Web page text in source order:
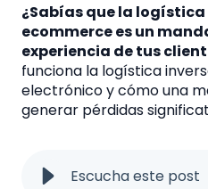
¿Sabías que la logística
ecommercees un
experiencia de tus
funciona la logística
electrónicoy cómo una
generar pérdidas
Escucha este post